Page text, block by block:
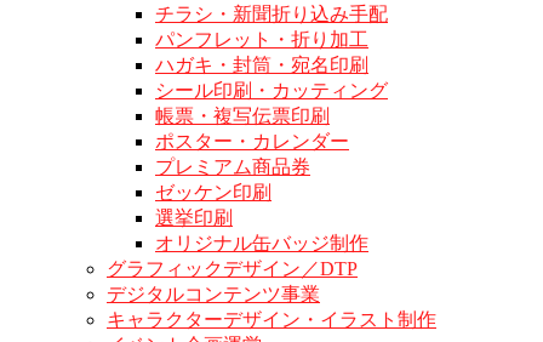
チラシ・新聞折り込み手配
パンフレット・折り加工
ハガキ・封筒・宛名印刷
シール印刷・カッティング
帳票・複写伝票印刷
ポスター・カレンダー
プレミアム商品券
ゼッケン印刷
選挙印刷
オリジナル缶バッジ制作
グラフィックデザイン／DTP
デジタルコンテンツ事業
キャラクターデザイン・イラスト制作